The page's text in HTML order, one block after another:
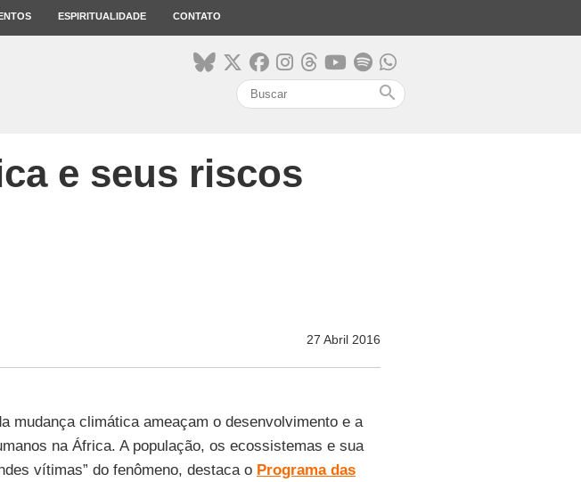
ESPIRITUALIDADE CONTATO
search
e seus riscos
27 Abril 2016
mudança climática ameaçam o desenvolvimento e a
na África. A população, os ecossistemas e sua
vítimas” do fenômeno, destaca o Programa das